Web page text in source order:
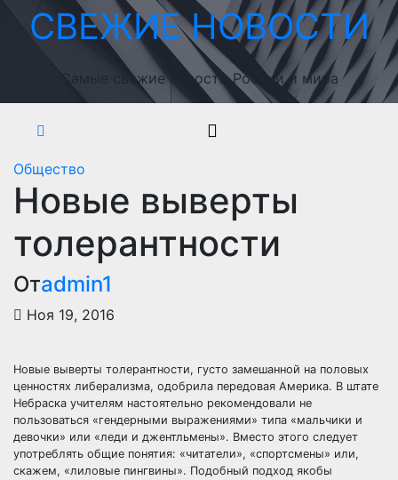
ПерейтиСВЕЖИЕ НОВОСТИ
Самые свежие новости России и мира
Общество
Новые выверты
толерантности
Отadmin1
Ноя 19, 2016
Новые выверты толерантности, густо замешанной на половых
ценностях либерализма, одобрила передовая Америка. В штате
Небраска учителям настоятельно рекомендовали не
пользоваться «гендерными выражениями» типа «мальчики и
девочки» или «леди и джентльмены». Вместо этого следует
употреблять общие понятия: «читатели», «спортсмены» или,
скажем, «лиловые пингвины». Подобный подход якобы